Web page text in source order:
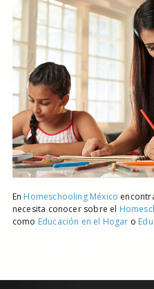
En Homeschooling México
necesita conocer sobre el
como Educación en el Hogar o